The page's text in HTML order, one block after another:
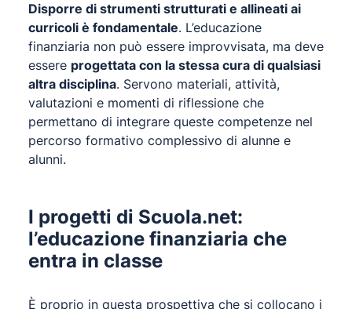
Disporre di strumenti strutturati e allineati ai
curricoli è fondamentale. L’educazione
finanziaria non può essere improvvisata, ma deve
essere progettata con la stessa cura di qualsiasi
altra disciplina. Servono materiali, attività,
valutazioni e momenti di riflessione che
permettano di integrare queste competenze nel
percorso formativo complessivo di alunne e
alunni.
I progetti di Scuola.net:
l’educazione finanziaria che
entra in classe
È proprio in questa prospettiva che si collocano i